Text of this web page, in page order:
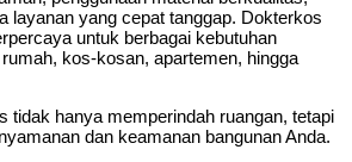
layanan yang cepat tanggap. Dokterkos
untuk berbagai kebutuhan
kos-kosan, apartemen, hingga
tidak hanya memperindah ruangan, tetapi
dan keamanan bangunan Anda.